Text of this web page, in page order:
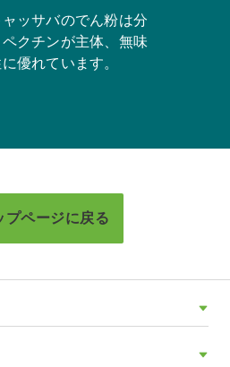
ッサバのでん粉は分
クチンが主体、無味
優れています。
プページに戻る